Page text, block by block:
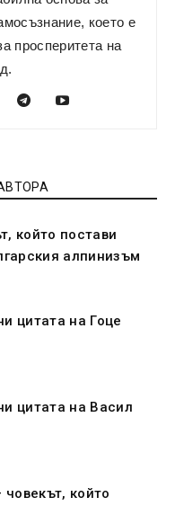
което е
просперитета на
който постави
алпинизъм
цитата на Гоце
цитата на Васил
човекът, който